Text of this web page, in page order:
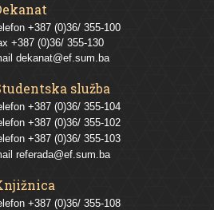
+387 (0)36/ 355-100
+387 (0)36/ 355-130
dekanat@ef.sum.ba
služba
+387 (0)36/ 355-104
+387 (0)36/ 355-102
+387 (0)36/ 355-103
referada@ef.sum.ba
+387 (0)36/ 355-108